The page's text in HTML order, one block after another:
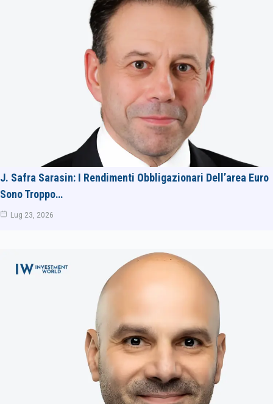
J. Safra Sarasin: I Rendimenti Obbligazionari Dell’area Euro
Sono Troppo…
Lug 23, 2026